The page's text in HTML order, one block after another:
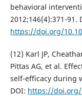
behavioral
2012;146(4):371-91.
https://doi.org/
(12) Karl JP,
Pittas AG, et al.
self-efficacy during
DOI: https://doi.org/